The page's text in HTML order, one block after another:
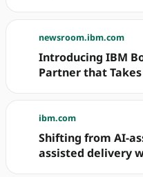
newsroom.ibm.com
Introducing IBM
Partner that
ibm.com
Shifting from AI-
assisted delivery